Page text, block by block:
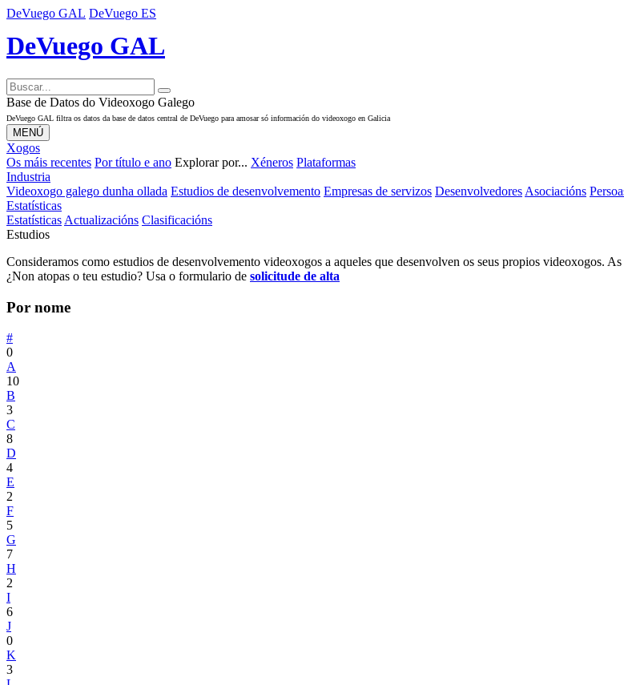
DeVuego GAL DeVuego ES
DeVuego GAL
Base de Datos do Videoxogo Galego
DeVuego GAL filtra os datos da base de datos central de DeVuego para amosar só información do videoxogo en Galicia
MENÚ
Xogos
Os máis recentes Por título e ano Explorar por... Xéneros Plataformas
Industria
Videoxogo galego dunha ollada Estudios de desenvolvemento Empresas de servizos Desenvolvedores Asociacións
Estatísticas
Estatísticas Actualizacións Clasificacións
Estudios
Consideramos como estudios de desenvolvemento videoxogos a aqueles que desenvolven os seus propios videoxogos.
¿Non atopas o teu estudio? Usa o formulario de solicitude de alta
Por nome
#
0
A
10
B
3
C
8
D
4
E
2
F
5
G
7
H
2
I
6
J
0
K
3